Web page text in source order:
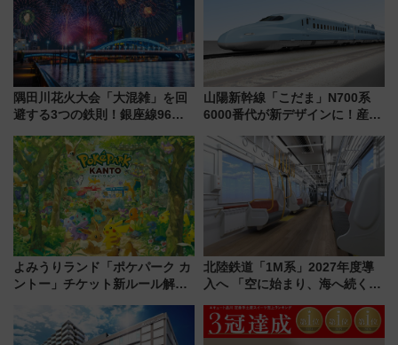
隅田川花火大会「大混雑」を回
避する3つの鉄則！銀座線96本
ツリー駅の規制まとめ 7/25開催
（2026年）
山陽新幹線「こだま」N700系
6000番代が新デザインに！産学
用は今冬から
よみうりランド「ポケパーク カ
ントー」チケット新ルール解
本人確認が11月スタート
北陸鉄道「1M系」2027年度導
入へ 「空に始まり、海へ続く」
神秘的なデザイン